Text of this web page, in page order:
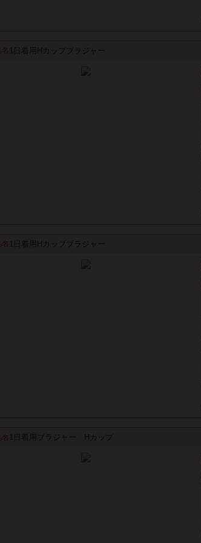
1日着用Hカップブラジャー
1日着用Hカップブラジャー
1日着用ブラジャー Hカップ